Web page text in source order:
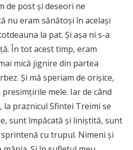
de post şi deseori ne
nu eram sănătoşi în acelaşi
la pat. Şi aşa ni s-a
În tot acest timp, eram
mică jignire din partea
Şi mă speriam de orișice,
mele. Iar de când
la praznicul Sfintei Treimi se
sunt împăcată şi liniştită, sunt
cu trupul. Nimeni şi